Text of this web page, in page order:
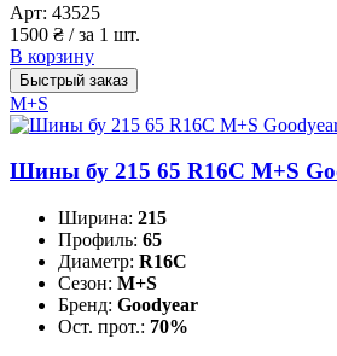
Арт: 43525
1500 ₴ / за 1 шт.
В корзину
Быстрый заказ
M+S
Шины бу 215 65 R16C M+S
Ширина: 215
Профиль: 65
Диаметр: R16C
Сезон: M+S
Бренд: Goodyear
Ост. прот.: 70%